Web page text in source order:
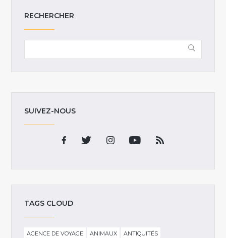
RECHERCHER
SUIVEZ-NOUS
TAGS CLOUD
AGENCE DE VOYAGE ANIMAUX
ANTIQUITÉS